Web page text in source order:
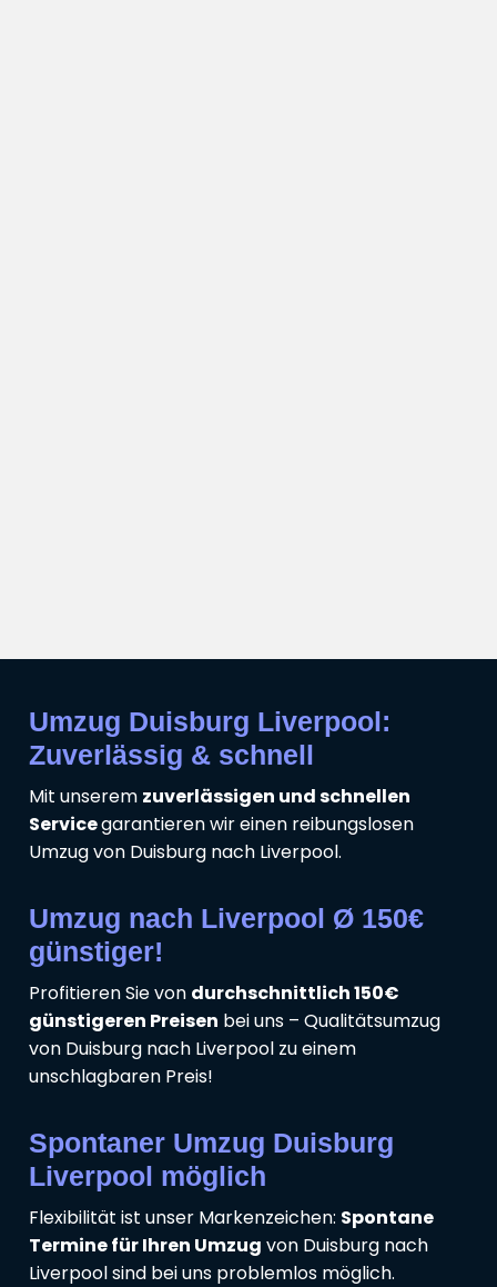
Umzug Duisburg Liverpool:
Zuverlässig & schnell
Mit unserem zuverlässigen und schnellen
Servicegarantieren wir einen reibungslosen
Umzug von Duisburg nach Liverpool.
Umzug nach Liverpool Ø 150€
günstiger!
Profitieren Sie von durchschnittlich 150€
günstigeren Preisen bei uns – Qualitätsumzug
von Duisburg nach Liverpool zu einem
unschlagbaren Preis!
Spontaner Umzug Duisburg
Liverpool möglich
Flexibilität ist unser Markenzeichen: Spontane
Termine für Ihren Umzug von Duisburg nach
Liverpool sind bei uns problemlos möglich.